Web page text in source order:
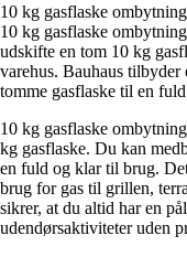
10 kg gasflaske
10 kg gasflaske
udskifte en tom 10 kg
varehus. Bauhaus
tomme gasflaske til en
10 kg gasflaske
kg gasflaske. Du kan
en fuld og klar til brug.
brug for gas til grillen,
sikrer, at du altid har en
udendørsaktiviteter uden